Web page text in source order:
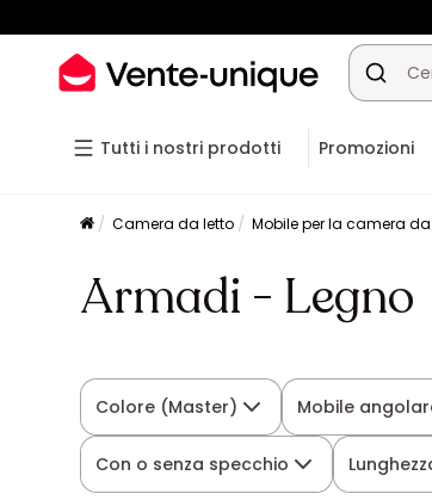
Tutti i nostri prodotti Promozioni
Camera da letto Mobile per la camera
Armadi - Legno
Colore (Master) Mobile
Con o senza specchio